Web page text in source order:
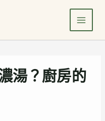
湯？廚房的